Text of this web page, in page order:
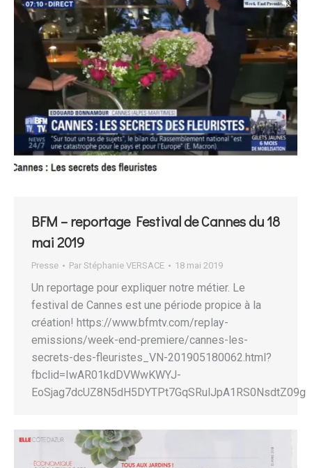
BFM – reportage Festival de Cannes du 18
mai 2019
Presse Par Stéphanie VERSACE 18 mai 2019
Un reportage pour expliquer notre métier. Le
festival de Cannes est une période propice à la
création! https://www.bfmtv.com/replay-
emissions/week-end-premiere/cannes-les-
secrets-des-fleuristes_VN-201905180062.html?
fbclid=IwAR01kdDVWwKWYJ-
EoSjag7dcUZ8N5dH5DYTPt7GqSRulJpA1RS0NsdtZ09g